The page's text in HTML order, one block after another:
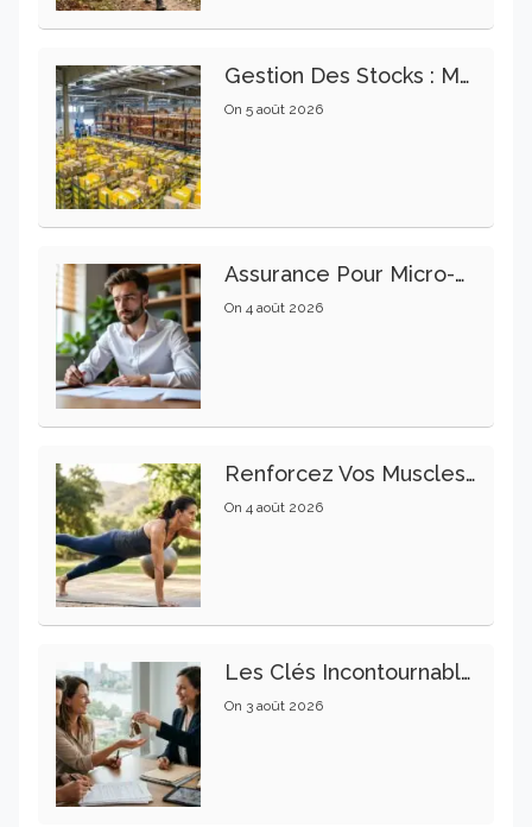
Gestion Des Stocks : Meilleures Pratiques Intralogistiques
On 5 août 2026
Assurance Pour Micro-Entrepreneur : Les Garanties Essentielles À Connaître
On 4 août 2026
Renforcez Vos Muscles Profonds Pour Apaiser Votre Mal De Dos
On 4 août 2026
Les Clés Incontournables Pour Réussir Vos Transactions Immobilières
On 3 août 2026